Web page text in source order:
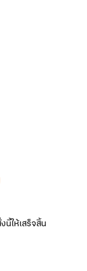
ให้เสร็จสิ้น